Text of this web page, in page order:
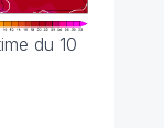
du 10